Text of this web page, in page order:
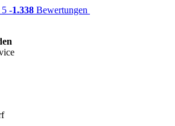
-1.338 Bewertungen